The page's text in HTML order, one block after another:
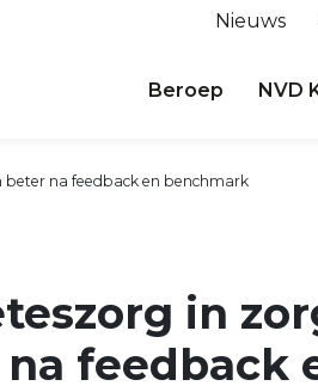
Nieuws
Beroep NVD
na feedback en benchmark
in
feedback